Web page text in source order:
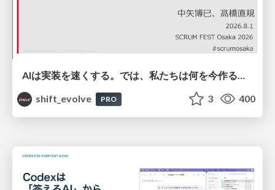
AIは実装を速くする。では、私たちは何を今作るべきか？－立場を越えてリリースに向き合ったチーム開発の実践 / 20260801 Hiromi Nakaya and Naoki Takahashi
shift_evolve
PRO 3 400